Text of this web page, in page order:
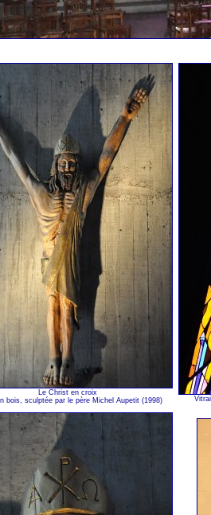
Le Christ en croix
bois, sculptée par le père Michel Aupetit (1998)